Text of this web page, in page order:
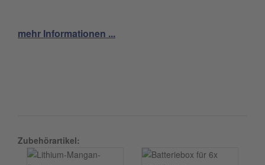
mehr Informationen ...
Zubehörartikel: